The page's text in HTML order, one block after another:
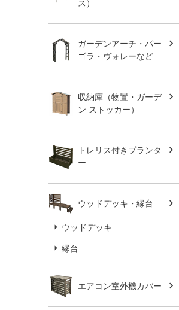
ス）
ガーデンアーチ・パー
ゴラ・ヴォレーなど
収納庫（物置・ガーデ
ン ストッカー）
トレリス付きプランタ
ー
ウッドデッキ・縁台
ウッドデッキ
縁台
エアコン室外機カバー